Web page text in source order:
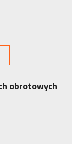
obrotowych